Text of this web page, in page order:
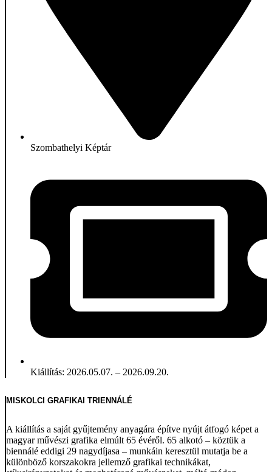
Szombathelyi Képtár
Kiállítás: 2026.05.07. – 2026.09.20.
MISKOLCI GRAFIKAI TRIENNÁLÉ
A kiállítás a saját gyűjtemény anyagára építve nyújt átfogó képet a
magyar művészi grafika elmúlt 65 évéről. 65 alkotó – köztük a
biennálé eddigi 29 nagydíjasa – munkáin keresztül mutatja be a
különböző korszakokra jellemző grafikai technikákat,